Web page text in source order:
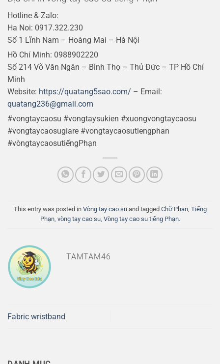
Hotline & Zalo:
Ha Noi: 0917.322.230
Số 1 Lĩnh Nam – Hoàng Mai – Hà Nội
Hồ Chí Minh: 0988902220
Số 214 Võ Văn Ngân – Bình Thọ – Thủ Đức – TP Hồ Chí
Minh
Website: https://quatang5sao.com/ – Email:
quatang236@gmail.com
#vongtaycaosu #vongtaysukien #xuongvongtaycaosu
#vongtaycaosugiare #vongtaycaosutiengphan
#vòngtaycaosutiếngPhạn
This entry was posted in Vòng tay cao suand tagged Chữ Phạn, Tiếng
Phạn, vòng tay cao su, Vòng tay cao su tiếng Phạn.
TAMTAM46
Fabric wristband